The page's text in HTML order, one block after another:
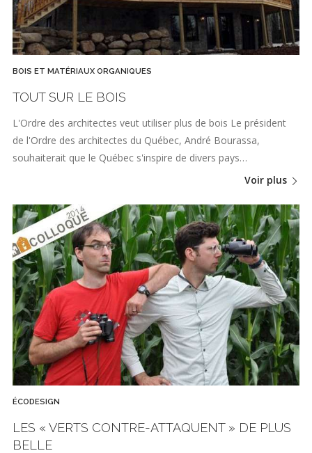
BOIS ET MATÉRIAUX ORGANIQUES
TOUT SUR LE BOIS
L'Ordre des architectes veut utiliser plus de bois Le président
de l'Ordre des architectes du Québec, André Bourassa,
souhaiterait que le Québec s'inspire de divers pays…
Voir plus
ÉCODESIGN
LES « VERTS CONTRE-ATTAQUENT » DE PLUS
BELLE